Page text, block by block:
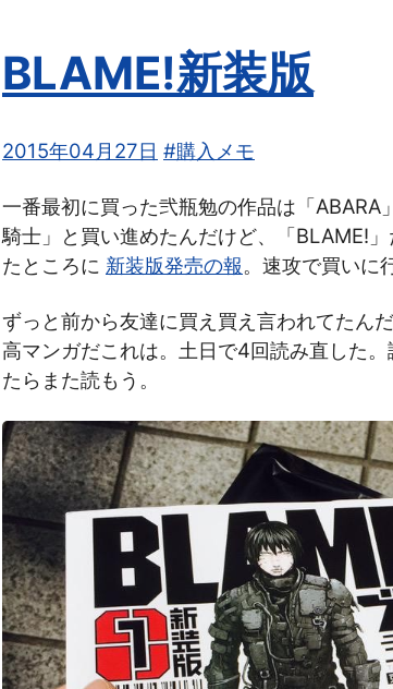
BLAME!新装版
2015年04月27日 #購入メモ
一番最初に買った弐瓶勉の作品は「
騎士」と買い進めたんだけど、「BLAME!
たところに 新装版発売の報。速攻で買いに
ずっと前から友達に買え買え言われてたん
高マンガだこれは。土日で4回読み直した
たらまた読もう。